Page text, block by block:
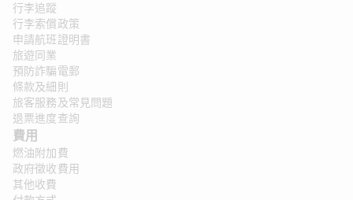
行李追蹤
行李索償政策
申請航班證明書
旅遊同業
預防詐騙電郵
條款及細則
旅客服務及常見問題
退票進度查詢
費用
燃油附加費
政府徵收費用
其他收費